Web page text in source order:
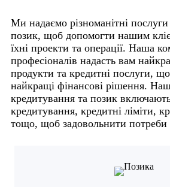
Ми надаємо різноманітні
позик, щоб допомогти нашим
їхні проекти та операції. Наша
професіоналів надасть вам
продукти та кредитні послуги,
найкращі фінансові рішення.
кредитування та позик
кредитування, кредитні ліміти,
тощо, щоб задовольнити потреби